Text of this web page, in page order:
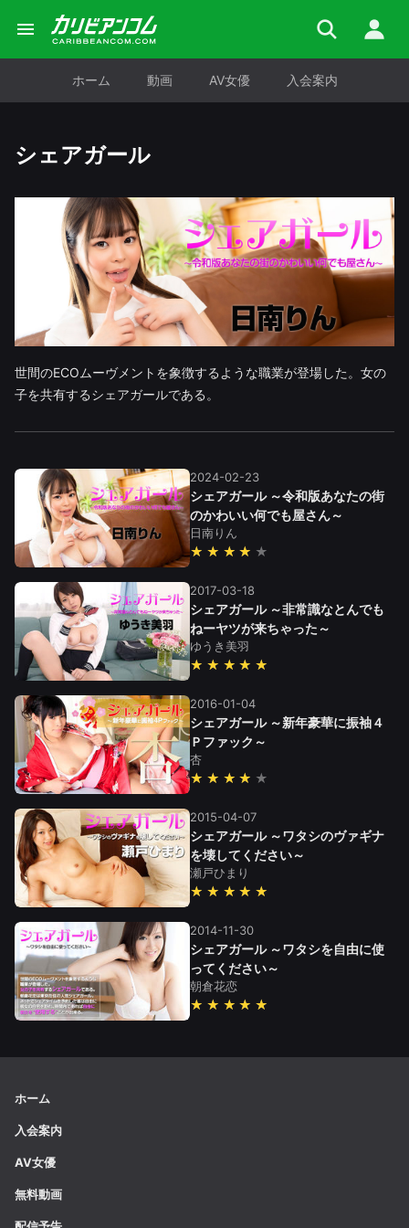
ホーム 動画 AV女優 入会案内
シェアガール
世間のECOムーヴメントを象徴するような職業が登場した。女の
子を共有するシェアガールである。
2024-02-23
シェアガール ～令和版あなたの街
のかわいい何でも屋さん～
日南りん
★★★★
2017-03-18
シェアガール ～非常識なとんでも
ねーヤツが来ちゃった～
ゆうき美羽
★★★★★
2016-01-04
シェアガール ～新年豪華に振袖４
Ｐファック～
杏
★★★★
2015-04-07
シェアガール ～ワタシのヴァギナ
を壊してください～
瀬戸ひまり
★★★★★
2014-11-30
シェアガール ～ワタシを自由に使
ってください～
朝倉花恋
★★★★★
ホーム
入会案内
AV女優
無料動画